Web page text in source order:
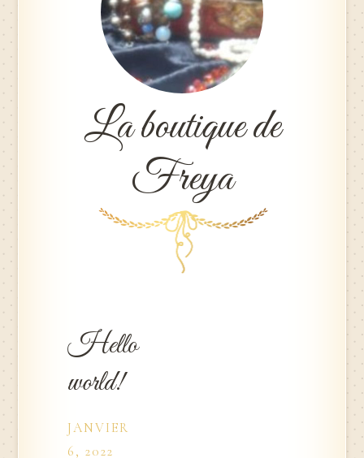
La boutique de
Freya
Hello
world!
JANVIER
6, 2022